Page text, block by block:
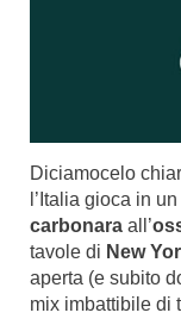
Diciamocelo
l’Italia gioca in
carbonara all’
tavole di New
aperta (e subito
mix imbattibile di